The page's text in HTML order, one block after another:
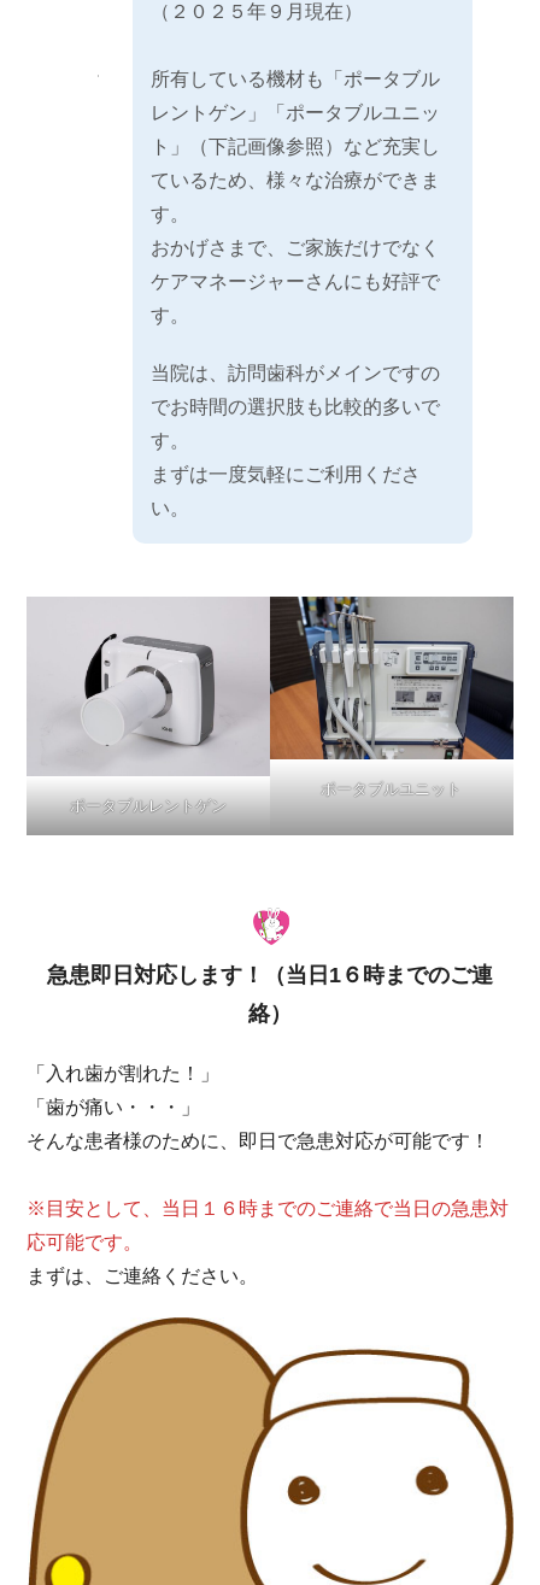
（２０２５年９月現在）
所有している機材も「ポータブル
レントゲン」「ポータブルユニッ
ト」（下記画像参照）など充実し
ているため、様々な治療ができま
す。
おかげさまで、ご家族だけでなく
ケアマネージャーさんにも好評で
す。
当院は、訪問歯科がメインですの
でお時間の選択肢も比較的多いで
す。
まずは一度気軽にご利用くださ
い。
ポータブルレントゲン
ポータブルユニット
急患即日対応します！（当日1６時までのご連
絡）
「入れ歯が割れた！」
「歯が痛い・・・」
そんな患者様のために、即日で急患対応が可能です！
※目安として、当日１６時までのご連絡で当日の急患対
応可能です。
まずは、ご連絡ください。